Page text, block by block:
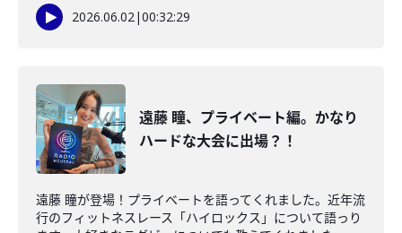
2026.06.02|00:32:29
遠藤 瞳、プライベート編。かなり
ハードな大会に出場？！
遠藤 瞳が登場！プライベートを語ってくれました。近年流
行のフィットネスレース「ハイロックス」について語っり